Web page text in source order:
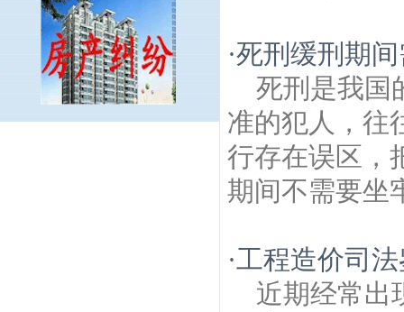
·死刑缓刑期
死刑是我国
准的犯人，往
行存在误区，
期间不需要坐
·工程造价司
近期经常出